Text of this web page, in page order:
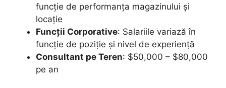
funcție de performanța magazinului și
locație
Funcții Corporative: Salariile variază în
funcție de poziție și nivel de experiență
Consultant pe Teren: $50,000 – $80,000
pe an